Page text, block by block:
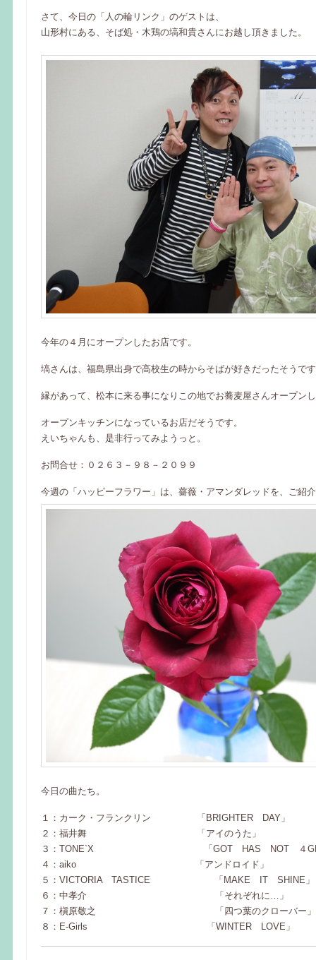
さて、今日の「人の輪リンク」のゲストは、
山形村にある、そば処・木鶏の塙和貴さんにお越し頂きました。
今年の４月にオープンしたお店です。
塙さんは、福島県出身で高校生の時からそばが好きだったそうで
縁があって、松本に来る事になりこの地でお蕎麦屋さんオープン
オープンキッチンになっているお店だそうです。
えいちゃんも、是非行ってみようっと。
お問合せ：０２６３－９８－２０９９
今週の「ハッピーフラワー」は、薔薇・アマンダレッドを、ご紹
今日の曲たち。
１：カーク・フランクリン 「BRIGHTER DAY」
２：福井舞 「アイのうた」
３：TONE`X 「GOT HAS NOT ４
４：aiko 「アンドロイド」
５：VICTORIA TASTICE 「MAKE IT SHINE」
６：中孝介 「それぞれに…」
７：槇原敬之 「四つ葉のクローバー」
８：E-Girls 「WINTER LOVE」